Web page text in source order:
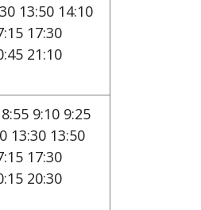
13:50 14:10
17:30
21:10
9:10 9:25
13:30 13:50
17:30
20:30